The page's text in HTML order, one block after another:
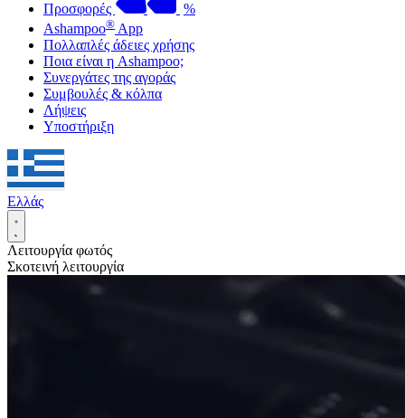
Προσφορές
%
Ashampoo® App
Πολλαπλές άδειες χρήσης
Ποια είναι η Ashampoo;
Συνεργάτες της αγοράς
Συμβουλές & κόλπα
Λήψεις
Υποστήριξη
Ελλάς
Λειτουργία φωτός
Σκοτεινή λειτουργία